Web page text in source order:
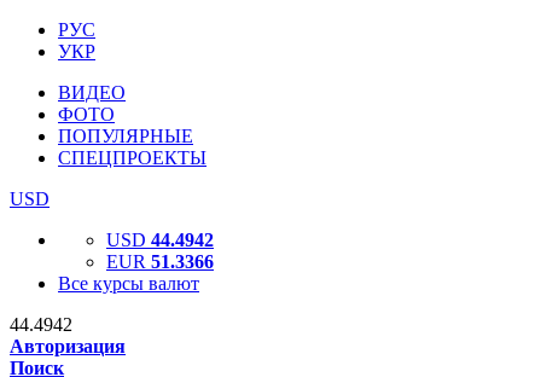
РУС
УКР
ВИДЕО
ФОТО
ПОПУЛЯРНЫЕ
СПЕЦПРОЕКТЫ
USD
USD 44.4942
EUR 51.3366
Все курсы валют
44.4942
Авторизация
Поиск